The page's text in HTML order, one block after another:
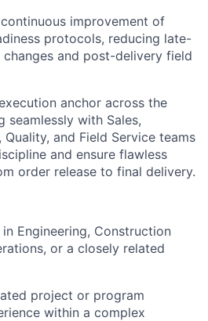
improvement of
protocols, reducing late-
changes and post-delivery field
anchor across the
seamlessly with Sales,
Quality, and Field Service teams
and ensure flawless
order release to final delivery.
in Engineering, Construction
or a closely related
project or program
within a complex